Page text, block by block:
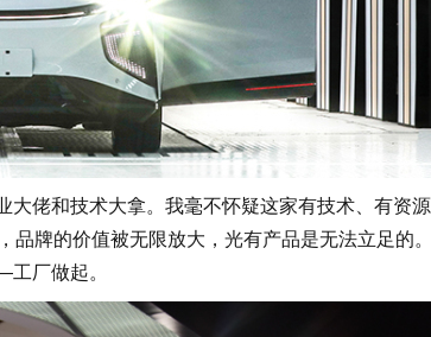
佬和技术大拿。我毫不怀疑这家有技术、有资
品牌的价值被无限放大，光有产品是无法立足的
厂做起。